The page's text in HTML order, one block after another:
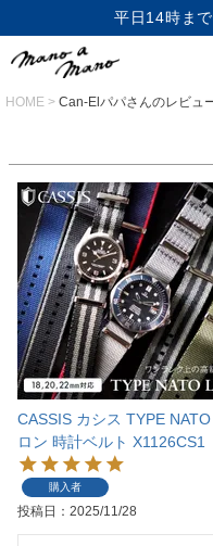
平日14時ま
HOME Can-Elパパさんのレビュ
CASSIS カシス TYPE
ロン 時計ベルト X1126CS1
購入者
投稿日 2025/11/28